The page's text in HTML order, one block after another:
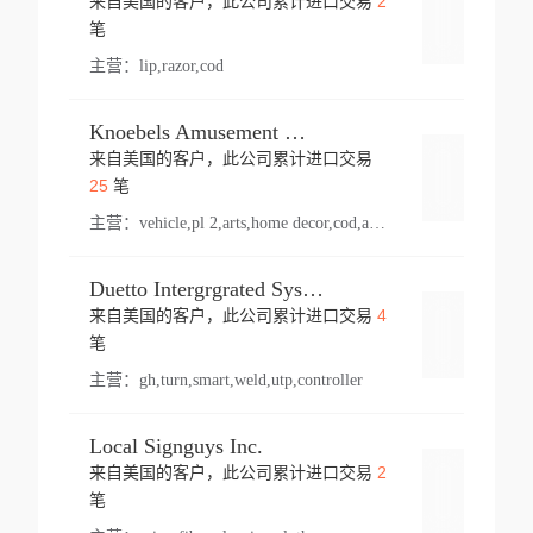
笔
主营： lip,razor,cod
Knoebels Amusement Resort
来自美国的客户，此公司累计进口交易
25笔
主营： vehicle,pl 2,arts,home decor,cod,amusement ride,sea
Duetto Intergrgrated Systems Inc.
来自美国的客户，此公司累计进口交易 4
笔
主营： gh,turn,smart,weld,utp,controller
Local Signguys Inc.
来自美国的客户，此公司累计进口交易 2
笔